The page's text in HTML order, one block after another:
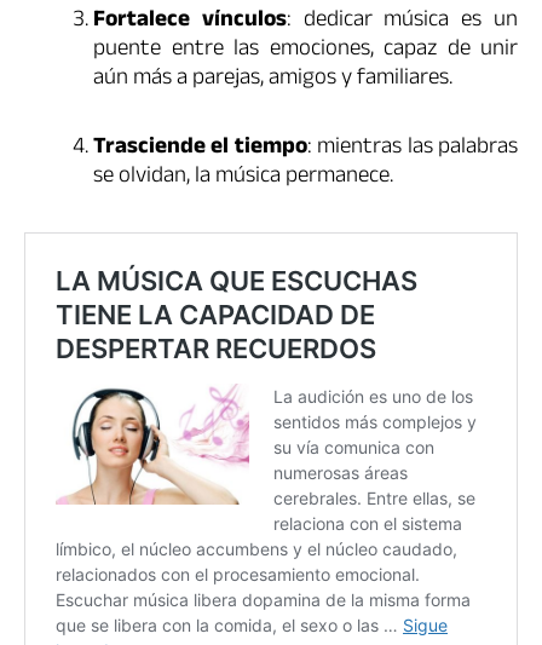
Fortalece vínculos: dedicar música es un
puente entre las emociones, capaz de unir
aún más a parejas, amigos y familiares.
Trasciende el tiempo: mientras las palabras
se olvidan, la música permanece.